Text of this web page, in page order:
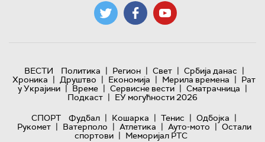
ВЕСТИ Политика | Регион | Свет | Србија данас |
Хроника | Друштво | Економија | Мерила времена | Рат
у Украјини | Време | Сервисне вести | Сматрачница |
Подкаст | ЕУ могућности 2026
СПОРТ
Фудбал | Кошарка | Тенис | Одбојка |
Рукомет | Ватерполо | Атлетика | Ауто-мото | Остали
спортови | Меморијал РТС